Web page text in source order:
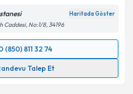
işlenmesine ilişkinAydınlatma
ve kişisel verilerimin belirtilen
kabul ediyorum.
Haritada Göster
Caddesi, No:1/8, 34196
(850) 811 32 74
Talep Et
Talebi